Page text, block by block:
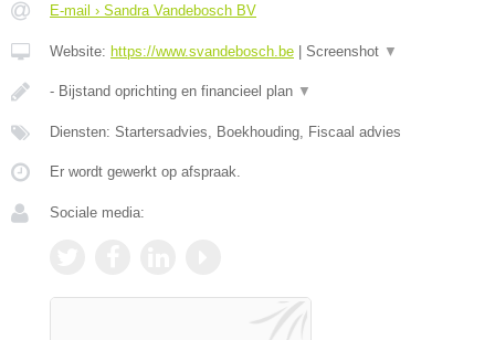
E-mail › Sandra Vandebosch BV
Website: https://www.svandebosch.be Screenshot ▼
- Bijstand oprichting en financieel plan ▼
Diensten: Startersadvies, Boekhouding, Fiscaal advies
Er wordt gewerkt op afspraak.
Sociale media: